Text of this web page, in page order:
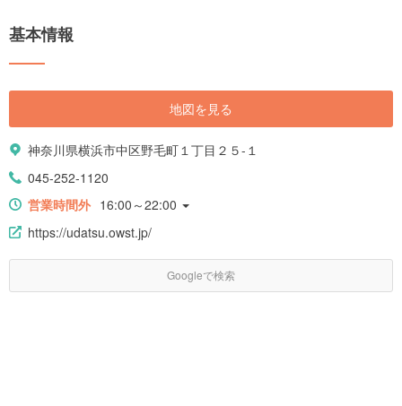
基本情報
地図を見る
神奈川県横浜市中区野毛町１丁目２５-１
045-252-1120
営業時間外 16:00～22:00
https://udatsu.owst.jp/
Googleで検索